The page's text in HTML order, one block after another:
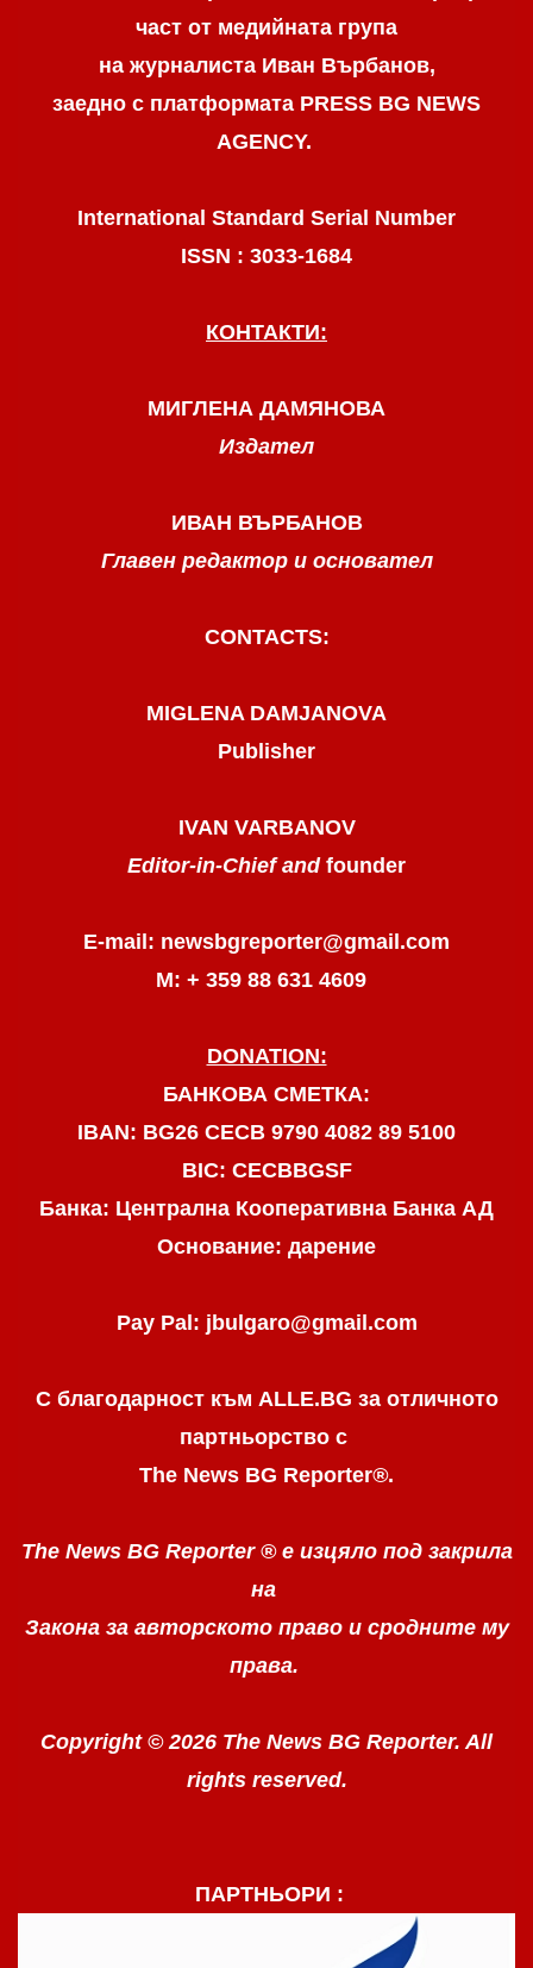
част от медийната група
на журналиста Иван Върбанов,
заедно с платформата PRESS BG NEWS
AGENCY.
International Standard Serial Number
ISSN : 3033-1684
КОНТАКТИ:
МИГЛЕНА ДАМЯНОВА
Издател
ИВАН ВЪРБАНОВ
Главен редактор и основател
CONTACTS:
MIGLENA DAMJANOVA
Publisher
IVAN VARBANOV
Editor-in-Chief and founder
E-mail: newsbgreporter@gmail.com
М: + 359 88 631 4609
DONATION:
БАНКОВА СМЕТКА:
IBAN: BG26 CECB 9790 4082 89 5100
BIC: CECBBGSF
Банка: Централна Кооперативна Банка АД
Основание: дарение
Pay Pal: jbulgaro@gmail.com
С благодарност към ALLE.BG за отличното
партньорство с
The News BG Reporter®.
The News BG Reporter ® е изцяло под закрила
на
Закона за авторското право и сродните му
права.
Copyright © 2026 The News BG Reporter. All
rights reserved.
ПАРТНЬОРИ :